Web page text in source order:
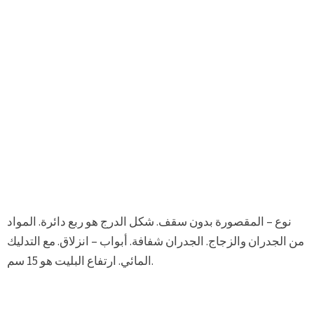
نوع – المقصورة بدون سقف. شكل الدرج هو ربع دائرة. المواد
من الجدران والزجاج. الجدران شفافة. أبواب – انزلاق. مع التدليك
المائي. ارتفاع البليت هو 15 سم.